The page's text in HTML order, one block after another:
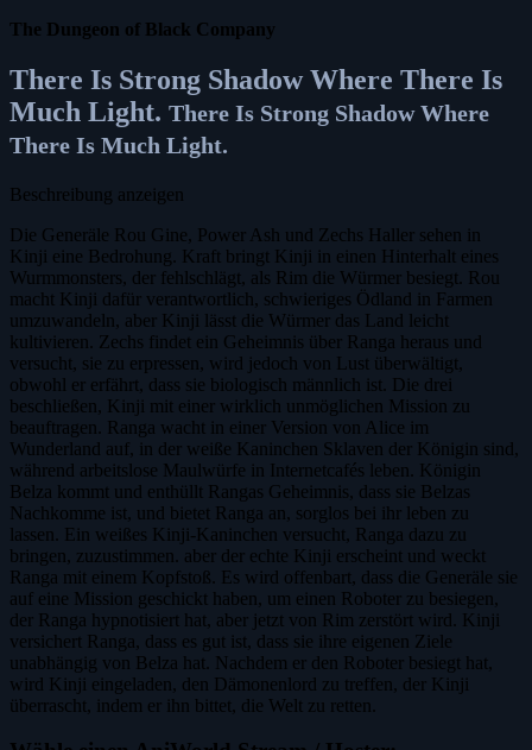
The Dungeon of Black Company
There Is Strong Shadow Where There Is
Much Light. There Is Strong Shadow Where
There Is Much Light.
Beschreibung anzeigen
Die Generäle Rou Gine, Power Ash und Zechs Haller sehen in
Kinji eine Bedrohung. Kraft bringt Kinji in einen Hinterhalt eines
Wurmmonsters, der fehlschlägt, als Rim die Würmer besiegt. Rou
macht Kinji dafür verantwortlich, schwieriges Ödland in Farmen
umzuwandeln, aber Kinji lässt die Würmer das Land leicht
kultivieren. Zechs findet ein Geheimnis über Ranga heraus und
versucht, sie zu erpressen, wird jedoch von Lust überwältigt,
obwohl er erfährt, dass sie biologisch männlich ist. Die drei
beschließen, Kinji mit einer wirklich unmöglichen Mission zu
beauftragen. Ranga wacht in einer Version von Alice im
Wunderland auf, in der weiße Kaninchen Sklaven der Königin sind,
während arbeitslose Maulwürfe in Internetcafés leben. Königin
Belza kommt und enthüllt Rangas Geheimnis, dass sie Belzas
Nachkomme ist, und bietet Ranga an, sorglos bei ihr leben zu
lassen. Ein weißes Kinji-Kaninchen versucht, Ranga dazu zu
bringen, zuzustimmen. aber der echte Kinji erscheint und weckt
Ranga mit einem Kopfstoß. Es wird offenbart, dass die Generäle sie
auf eine Mission geschickt haben, um einen Roboter zu besiegen,
der Ranga hypnotisiert hat, aber jetzt von Rim zerstört wird. Kinji
versichert Ranga, dass es gut ist, dass sie ihre eigenen Ziele
unabhängig von Belza hat. Nachdem er den Roboter besiegt hat,
wird Kinji eingeladen, den Dämonenlord zu treffen, der Kinji
überrascht, indem er ihn bittet, die Welt zu retten.